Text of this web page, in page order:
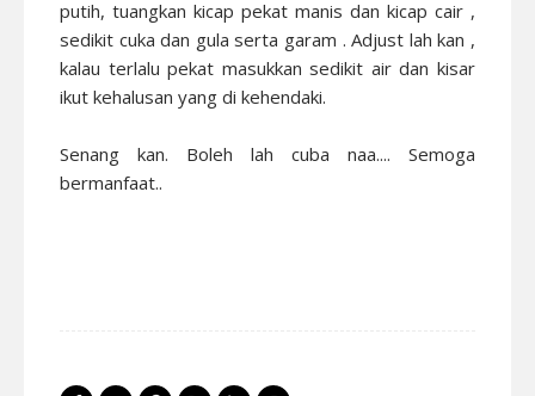
putih, tuangkan kicap pekat manis dan kicap cair ,
sedikit cuka dan gula serta garam . Adjust lah kan ,
kalau terlalu pekat masukkan sedikit air dan kisar
ikut kehalusan yang di kehendaki.
Senang kan. Boleh lah cuba naa.... Semoga
bermanfaat..